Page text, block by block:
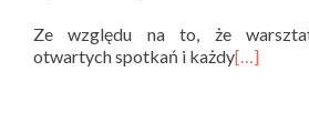
Ze względu na to, że
otwartych spotkań i każdy[…]